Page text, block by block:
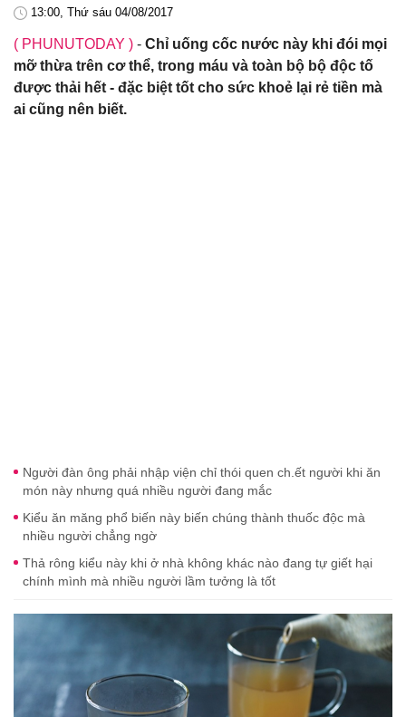
13:00, Thứ sáu 04/08/2017
( PHUNUTODAY ) - Chỉ uống cốc nước này khi đói mọi
mỡ thừa trên cơ thể, trong máu và toàn bộ bộ độc tố
được thải hết - đặc biệt tốt cho sức khoẻ lại rẻ tiền mà
ai cũng nên biết.
Người đàn ông phải nhập viện chỉ thói quen ch.ết người khi ăn
món này nhưng quá nhiều người đang mắc
Kiểu ăn măng phổ biến này biến chúng thành thuốc độc mà
nhiều người chẳng ngờ
Thả rông kiểu này khi ở nhà không khác nào đang tự giết hại
chính mình mà nhiều người lầm tưởng là tốt